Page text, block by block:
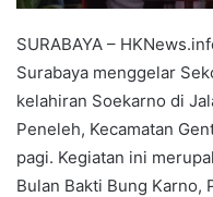
SURABAYA –
Surabaya menggelar
kelahiran Soekarno di
Peneleh, Kecamatan
pagi. Kegiatan ini
Bulan Bakti Bung Karno,